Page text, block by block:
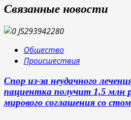
Связанные новости
Общество
Происшествия
Спор из-за неудачного
пациентка получит 1,5 млн
мирового соглашения со